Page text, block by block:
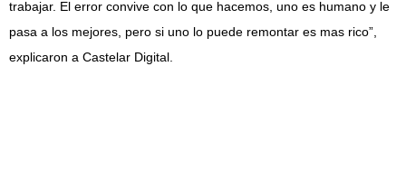
trabajar. El error convive con lo que hacemos, uno es humano y le
pasa a los mejores, pero si uno lo puede remontar es mas rico”,
explicaron a Castelar Digital.